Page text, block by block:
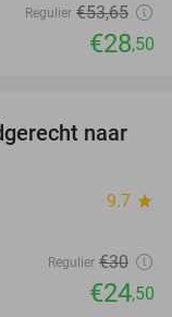
Regulier €53,65
€28,50
18%
naar
9.7 star
Regulier €30
€24,50